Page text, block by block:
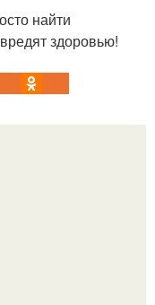
найти
здоровью!